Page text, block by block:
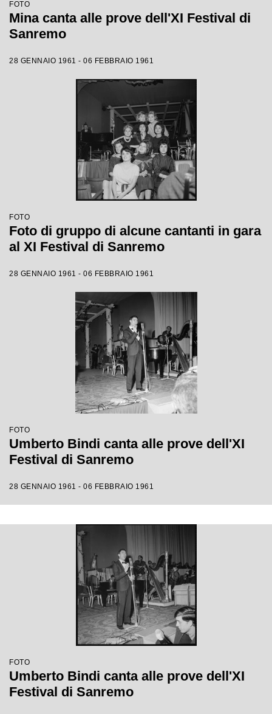
FOTO
Mina canta alle prove dell'XI Festival di
Sanremo
28 GENNAIO 1961 - 06 FEBBRAIO 1961
FOTO
Foto di gruppo di alcune cantanti in gara
al XI Festival di Sanremo
28 GENNAIO 1961 - 06 FEBBRAIO 1961
FOTO
Umberto Bindi canta alle prove dell'XI
Festival di Sanremo
28 GENNAIO 1961 - 06 FEBBRAIO 1961
FOTO
Umberto Bindi canta alle prove dell'XI
Festival di Sanremo